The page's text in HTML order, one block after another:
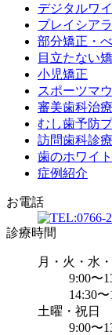
デジタルワ
プレイシア
部分矯正・
目立たない
小児矯正
スポーツマ
審美歯科治療
むし歯予防
訪問歯科診療
歯のホワイ
症例紹介
お電話
診療時間
月・火・水
9:00〜
14:30
土曜・祝日
9:00〜